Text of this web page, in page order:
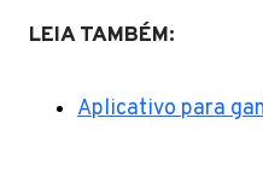
LEIA TAMBÉM:
Aplicativo para